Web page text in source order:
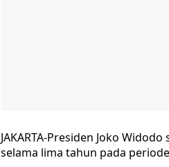
JAKARTA-Presiden Joko
selama lima tahun pada